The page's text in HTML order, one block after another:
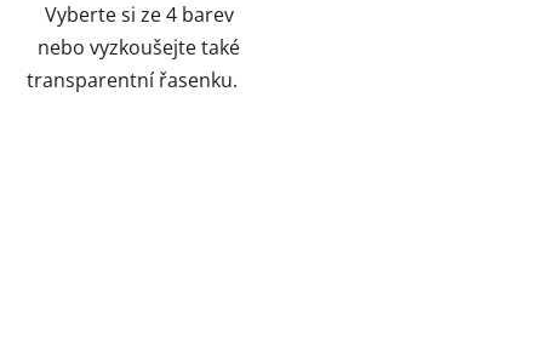
Vyberte si ze 4 barev
nebo vyzkoušejte také
transparentní řasenku.